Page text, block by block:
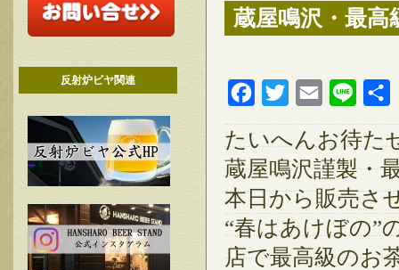
反射炉ビヤ関連
蔵屋鳴沢・最
FacebookTwitter Email Line
たいへんお待た
蔵屋鳴沢謹製・
本日から販売さ
“春はあけぼの”
店で最高級のお